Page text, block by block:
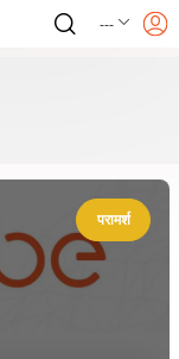
---
परामर्श